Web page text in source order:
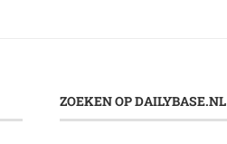
ZOEKEN OP DAILYBASE.NL